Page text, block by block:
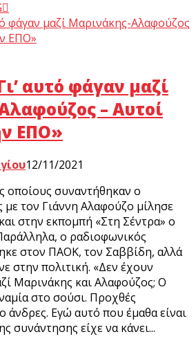
αυτό φάγαν μαζί
– Αυτοί
ΕΠΟ»
12/11/2021
οποίους συναντήθηκαν ο
τον Γιάννη Αλαφούζο μίλησε
στην εκπομπή «Στη Σέντρα» ο
ο ραδιοφωνικός
στον ΠΑΟΚ, τον Σαββίδη, αλλά
στην πολιτική. «Δεν έχουν
Μαρινάκης και Αλαφούζος; Ο
στο σούσι. Προχθές
άνδρες. Εγώ αυτό που έμαθα είναι
συνάντησης είχε να κάνει...